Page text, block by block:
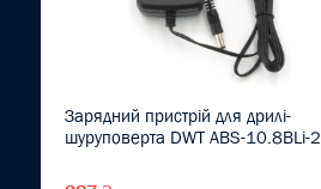
Зарядний пристрій для дрилі-
шуруповерта DWT ABS-10.8BLi-2